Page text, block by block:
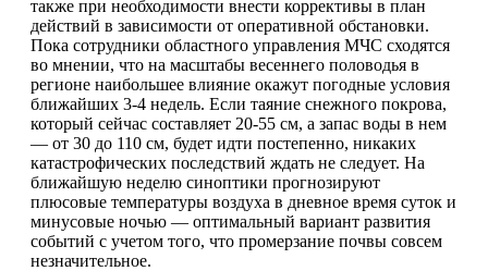
также при необходимости внести коррективы в план
действий в зависимости от оперативной обстановки.
Пока сотрудники областного управления МЧС сходятся
во мнении, что на масштабы весеннего половодья в
регионе наибольшее влияние окажут погодные условия
ближайших 3-4 недель. Если таяние снежного покрова,
который сейчас составляет 20-55 см, а запас воды в нем
— от 30 до 110 см, будет идти постепенно, никаких
катастрофических последствий ждать не следует. На
ближайшую неделю синоптики прогнозируют
плюсовые температуры воздуха в дневное время суток и
минусовые ночью — оптимальный вариант развития
событий с учетом того, что промерзание почвы совсем
незначительное.